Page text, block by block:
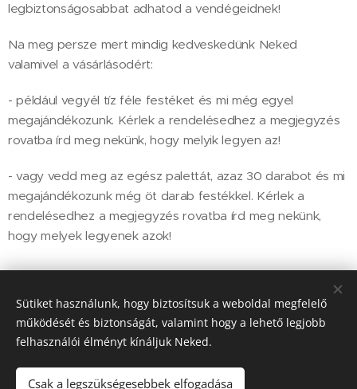
legbiztonságosabbat adhatod a vendégeidnek!
Na meg persze mert mindig kedveskedünk Neked
valamivel a vásárlásodért:
- például vegyél tíz féle festéket és mi még egyel
megajándékozunk. Kérlek a rendelésedhez a megjegyzés
rovatba írd meg nekünk, hogy melyik legyen az!
- vagy vedd meg az egész palettát, azaz 30 darabot és mi
megajándékozunk még öt darab festékkel. Kérlek a
rendelésedhez a megjegyzés rovatba írd meg nekünk,
hogy melyek legyenek azok!
© 2018 MP Medical International Kft, 5000 Szolnok, Sólyom út 3.
Sütik
Sütiket használunk, hogy biztosítsuk a weboldal megfelelő
működését és biztonságát, valamint hogy a lehető legjobb
felhasználói élményt kínáljuk Neked.
Csak a legszükségesebbek elfogadása